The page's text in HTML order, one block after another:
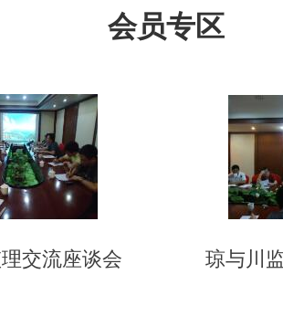
会员专区
交流座谈会 琼与川